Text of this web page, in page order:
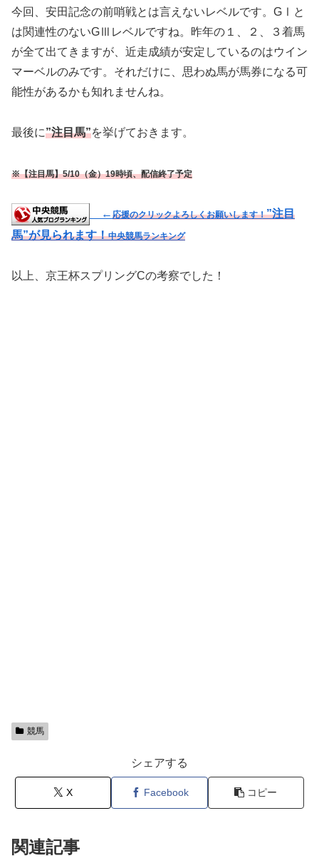
今回、安田記念の前哨戦とは言えないレベルです。GⅠと
は関連性のないGⅢレベルですね。昨年の１、２、３着馬
が全て出てきますが、近走成績が安定しているのはウイン
マーベルのみです。それだけに、思わぬ馬が馬券になる可
能性があるかも知れませんね。
最後に”注目馬”を挙げておきます。
※【注目馬】5/10（金）19時頃、配信終了予定
← 応援のクリックよろしくお願いします！”注目
馬”が見られます！中央競馬ランキング
以上、京王杯スプリングCの考察でした！
競馬
シェアする
X Facebook コピー
関連記事